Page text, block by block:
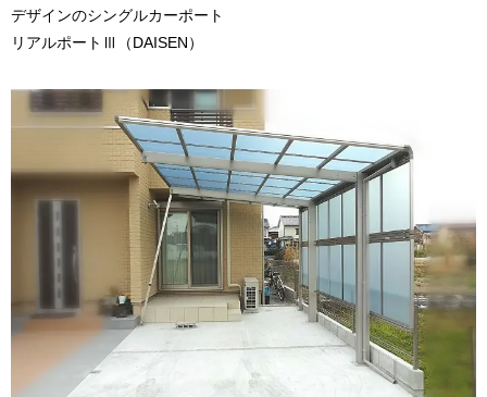
デザインのシングルカーポート
リアルポートⅢ（DAISEN）